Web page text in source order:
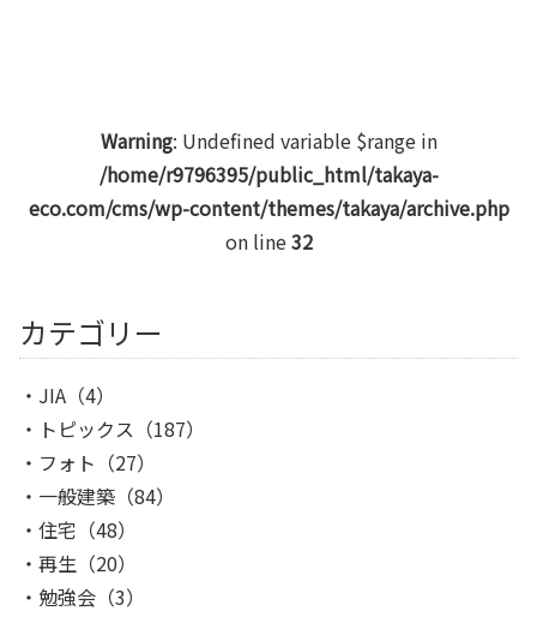
Warning: Undefined variable $range in
/home/r9796395/public_html/takaya-
eco.com/cms/wp-content/themes/takaya/archive.php
on line32
カテゴリー
JIA （4）
トピックス （187）
フォト （27）
一般建築 （84）
住宅 （48）
再生 （20）
勉強会 （3）